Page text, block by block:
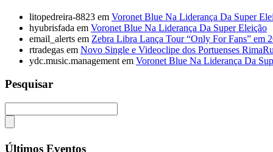
litopedreira-8823 em Voronet Blue Na Liderança Da Super
hyubrisfada em Voronet Blue Na Liderança Da Super Eleição
email_alerts em Zebra Libra Lança Tour “Only For Fans” em
rtradegas em Novo Single e Videoclipe dos Portuenses
ydc.music.management em Voronet Blue Na Liderança Da
Pesquisar
Últimos Eventos